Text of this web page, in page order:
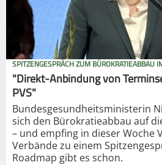
SPITZENGESPRÄCH ZUM BÜROKRATIEABBAU
"Direkt-Anbindung von
PVS"
Bundesgesundheitsministerin
sich den Bürokratieabbau auf
– und empfing in dieser Woche
Verbände zu einem
Roadmap gibt es schon.